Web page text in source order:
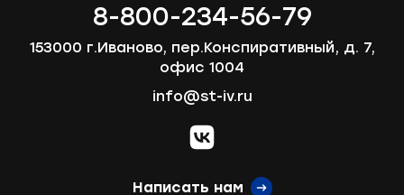
8-800-234-56-79
153000 г.Иваново, пер.Конспиративный, д. 7,
офис 1004
info@st-iv.ru
vk.com
Написать нам